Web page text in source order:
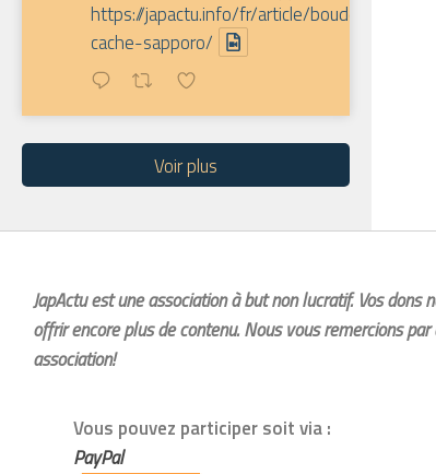
https://japactu.info/fr/article/bouddha-
cache-sapporo/
Voir plus
JapActu est une association à but non lucratif. Vos dons
offrir encore plus de contenu. Nous vous remercions
association!
Vous pouvez participer soit via :
PayPal